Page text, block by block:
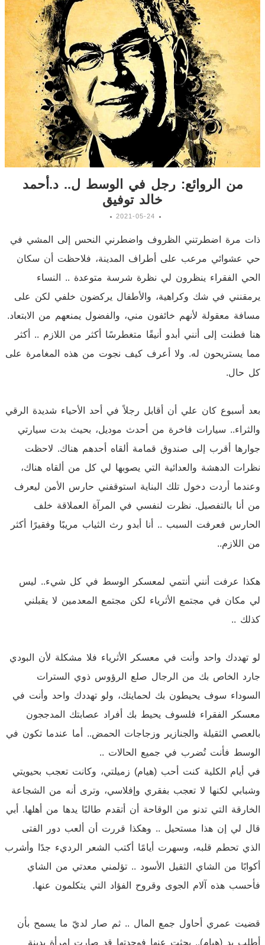
من الروائع: رجل في الوسط ل.. د.أحمد
خالد توفيق
2021-05-24
ذات مرة اضطرتني الظروف واضطرني النحس إلى المشي في
حي عشوائي مرعب على أطراف المدينة، فلاحظت أن سكان
الحي الفقراء ينظرون لي نظرة شرسة متوعدة .. النساء
يرمقنني في شك وكراهية، والأطفال يركضون خلفي لكن على
مسافة معقولة لأنهم خائفون مني، والفضول يمنعهم من الابتعاد.
هنا فطنت إلى أنني أبدو أنيقًا متغطرسًا أكثر من اللازم .. أكثر
مما يستريحون له. ولا أعرف كيف نجوت من هذه المغامرة على
كل حال.
بعد أسبوع كان علي أن أقابل رجلاً في أحد الأحياء شديدة الرقي
والثراء.. سيارات فاخرة من أحدث موديل، بحيث بدت سيارتي
جوارها أقرب إلى صندوق قمامة ألقاه أحدهم هناك. لاحظت
نظرات الدهشة والعدائية التي يصوبها لي كل من ألقاه هناك،
وعندما أردت دخول تلك البناية استوقفني حارس الأمن ليعرف
من أنا بالتفصيل. نظرت لنفسي في المرآة العملاقة خلف
الحارس فعرفت السبب .. أنا أبدو رث الثياب مريبًا وفقيرًا أكثر
من اللازم..
هكذا عرفت أنني أنتمي لمعسكر الوسط في كل شيء.. ليس
لي مكان في مجتمع الأثرياء لكن مجتمع المعدمين لا يقبلني
كذلك ..
لو تهددك واحد وأنت في معسكر الأثرياء فلا مشكلة لأن البودي
جارد الخاص بك من الرجال صلع الرؤوس ذوي السترات
السوداء سوف يحيطون بك لحمايتك، ولو تهددك واحد وأنت في
معسكر الفقراء فلسوف يحيط بك أفراد عصابتك المدججون
بالعصي الثقيلة والجنازير وزجاجات الحمض.. أما عندما تكون في
الوسط فأنت تُضرب في جميع الحالات ..
في أيام الكلية كنت أحب (هيام) زميلتي، وكانت تعجب بحيويتي
وشبابي لكنها لا تعجب بفقري وإفلاسي، وترى أنه من الشجاعة
الخارقة التي تدنو من الوقاحة أن أتقدم طالبًا يدها من أهلها. أبي
قال لي إن هذا مستحيل .. وهكذا قررت أن ألعب دور الفتى
الذي تحطم قلبه، وسهرت أيامًا أكتب الشعر الرديء جدًا وأشرب
أكوابًا من الشاي الثقيل الأسود .. تؤلمني معدتي من الشاي
فأحسب هذه آلام الجوى وقروح الفؤاد التي يتكلمون عنها.
قضيت عمري أحاول جمع المال .. ثم صار لديّ ما يسمح بأن
أطلب يد (هيام).. بحثت عنها فوجدتها قد صارت امرأة بدينة